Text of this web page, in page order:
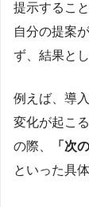
提示するこ
自分の提案
ず、結果と
例えば、導
変化が起こ
の際、
「次
といった具